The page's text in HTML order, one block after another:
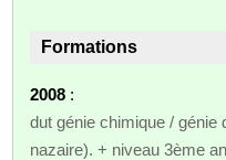
Formations
2008 :
dut génie chimique / génie
nazaire). + niveau 3ème